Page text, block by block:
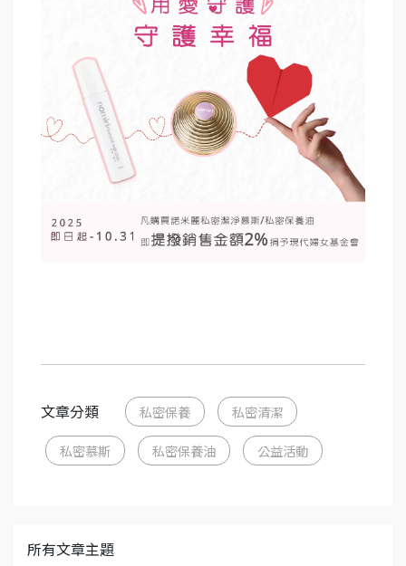
文章分類 私密保養 私密清潔
私密慕斯 私密保養油 公益活動
所有文章主題